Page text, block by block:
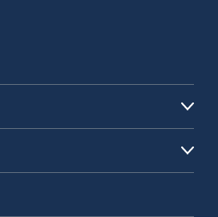
Open
biomassa en afval
Open